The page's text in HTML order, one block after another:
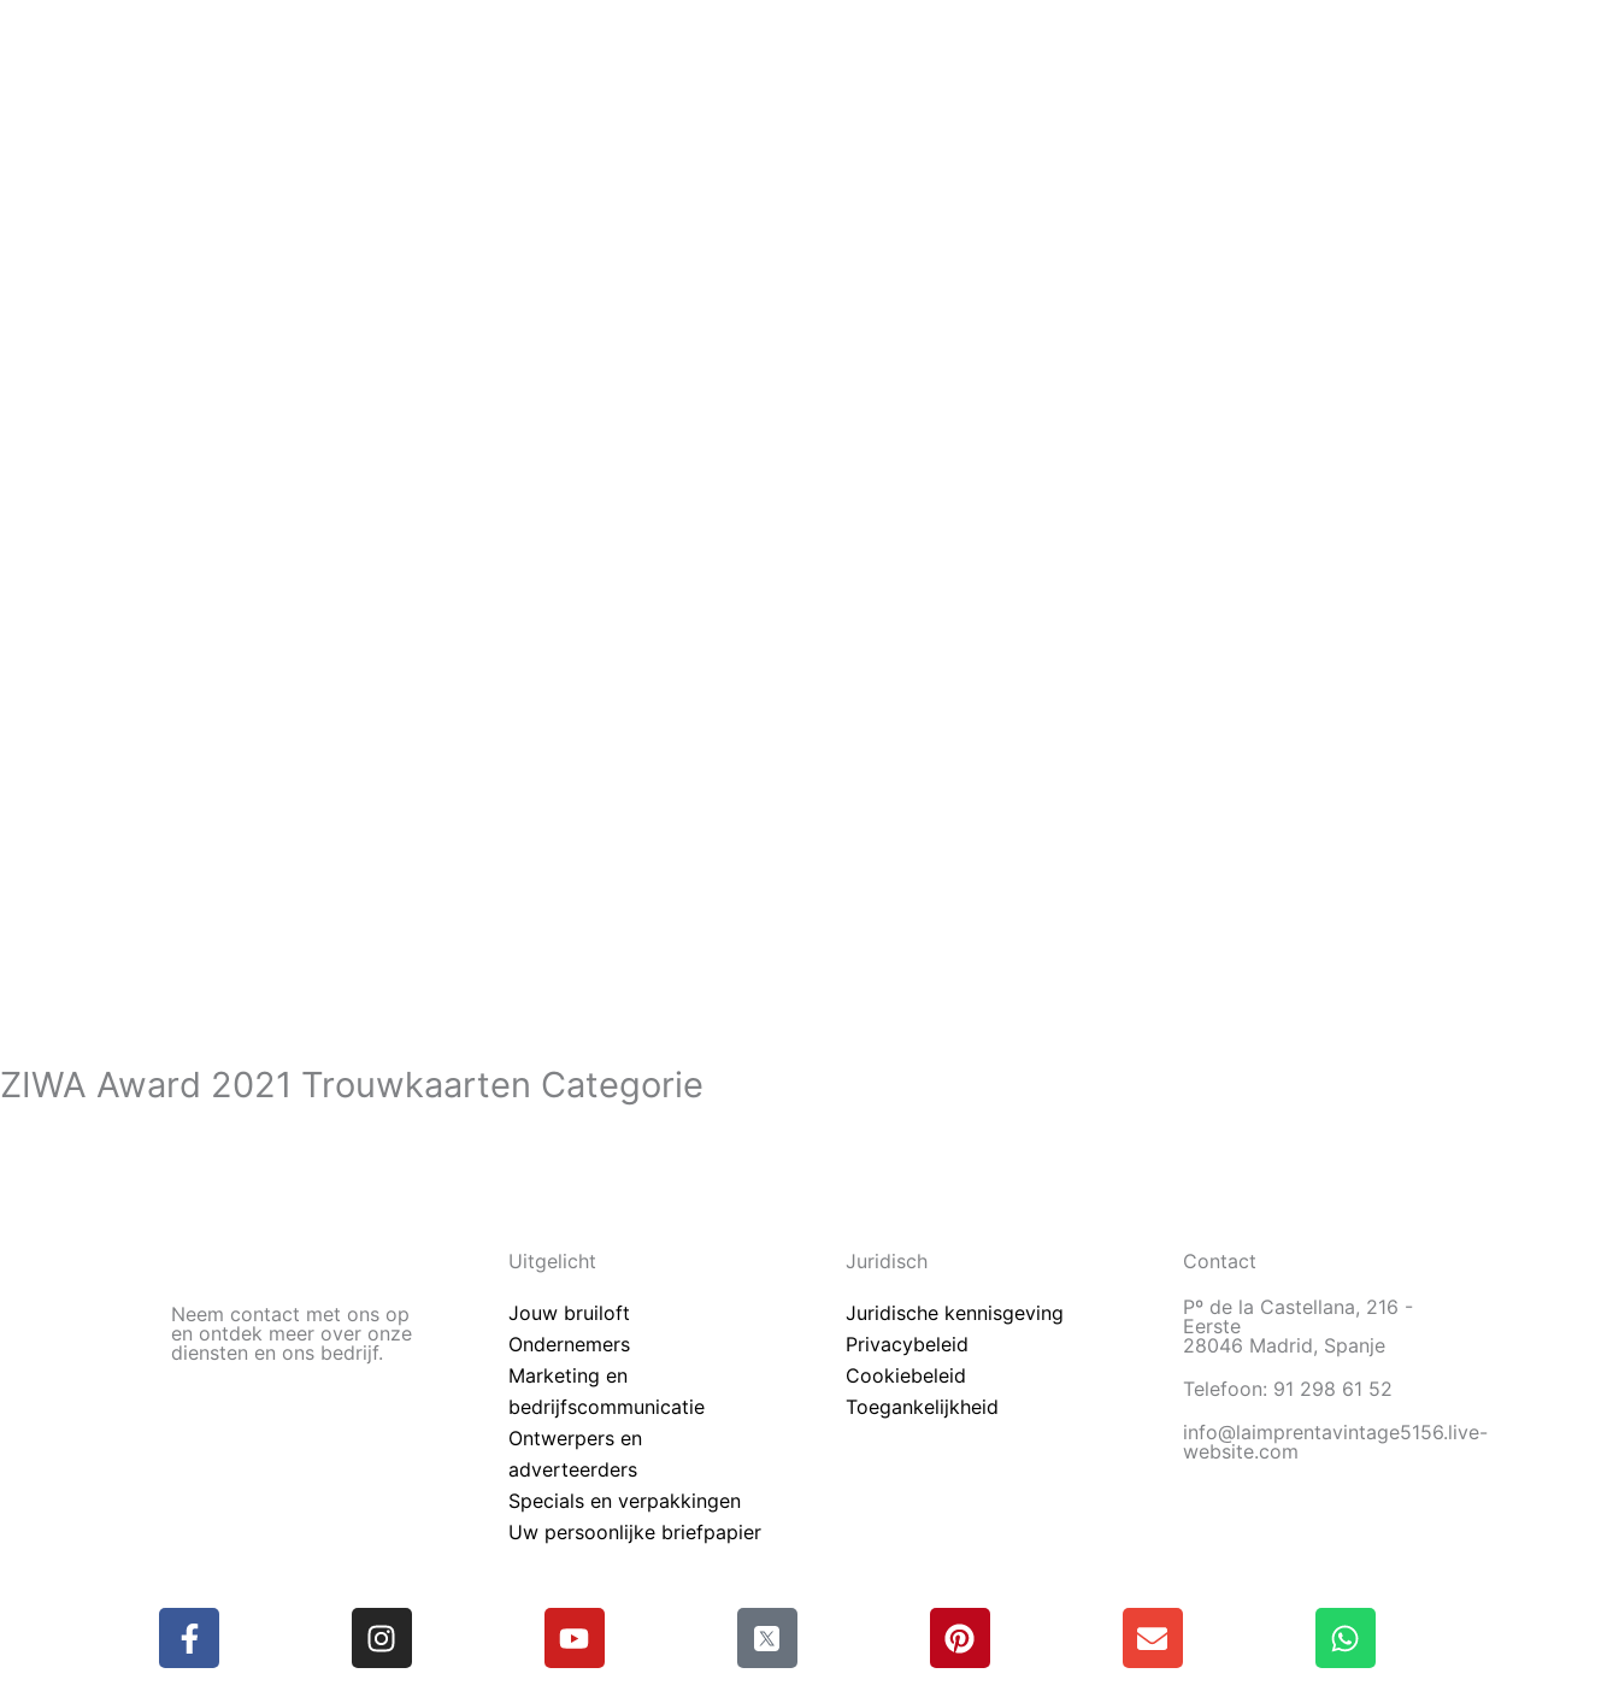
ZIWA Award 2021 Trouwkaarten Categorie
Neem contact met ons op
en ontdek meer over onze
diensten en ons bedrijf.
Uitgelicht
Jouw bruiloft
Ondernemers
Marketing en
bedrijfscommunicatie
Ontwerpers en
adverteerders
Specials en verpakkingen
Uw persoonlijke briefpapier
Juridisch
Juridische kennisgeving
Privacybeleid
Cookiebeleid
Toegankelijkheid
Contact
Pº de la Castellana, 216 -
Eerste
28046 Madrid, Spanje
Telefoon: 91 298 61 52
info@laimprentavintage5156.live-
website.com
F
a
I
n
Y
o
P
i
E
n
W
h